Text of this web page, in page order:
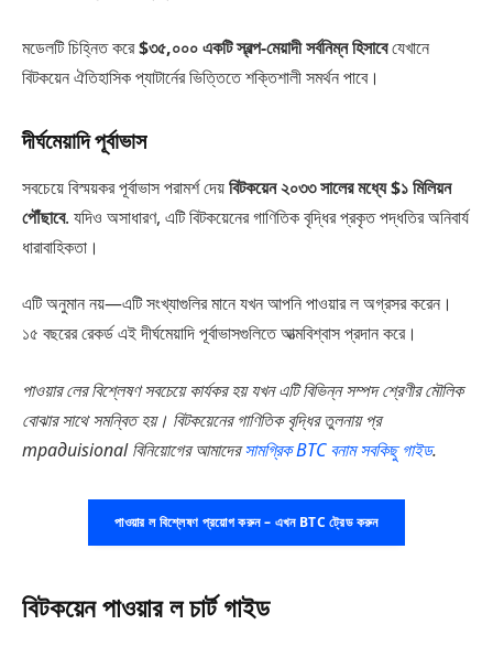
মডেলটি চিহ্নিত করে$৩৫,০০০ একটি স্বল্প-মেয়াদী সর্বনিম্ন হিসাবেযেখানে
বিটকয়েন ঐতিহাসিক প্যাটার্নের ভিত্তিতে শক্তিশালী সমর্থন পাবে।
দীর্ঘমেয়াদি পূর্বাভাস
সবচেয়ে বিস্ময়কর পূর্বাভাস পরামর্শ দেয়বিটকয়েন ২০৩৩ সালের মধ্যে $১ মিলিয়ন
পৌঁছাবে. যদিও অসাধারণ, এটি বিটকয়েনের গাণিতিক বৃদ্ধির প্রকৃত পদ্ধতির অনিবার্য
ধারাবাহিকতা।
এটি অনুমান নয়—এটি সংখ্যাগুলির মানে যখন আপনি পাওয়ার ল অগ্রসর করেন।
১৫ বছরের রেকর্ড এই দীর্ঘমেয়াদি পূর্বাভাসগুলিতে আত্মবিশ্বাস প্রদান করে।
পাওয়ার লের বিশ্লেষণ সবচেয়ে কার্যকর হয় যখন এটি বিভিন্ন সম্পদ শ্রেণীর মৌলিক
বোঝার সাথে সমন্বিত হয়। বিটকয়েনের গাণিতিক বৃদ্ধির তুলনায় প্র
традиisional বিনিয়োগের আমাদেরসামগ্রিক BTC বনাম সবকিছু গাইড.
পাওয়ার ল বিশ্লেষণ প্রয়োগ করুন – এখন BTC ট্রেড করুন
বিটকয়েন পাওয়ার ল চার্ট গাইড